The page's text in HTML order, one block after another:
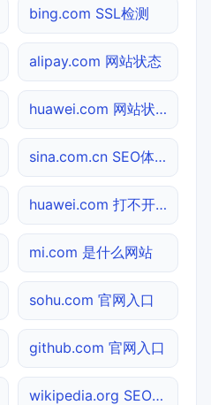
bing.com SSL检测
alipay.com 网站状态
huawei.com 网站状态
sina.com.cn SEO体检
huawei.com 打不开检测
mi.com 是什么网站
sohu.com 官网入口
github.com 官网入口
wikipedia.org SEO体检